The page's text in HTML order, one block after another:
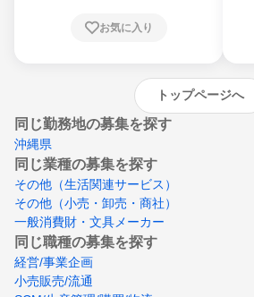
崎県、熊本県、大分県、宮崎県、鹿児島県、
お気に入り
トップページへ
同じ勤務地の募集を探す
沖縄県
同じ業種の募集を探す
その他（生活関連サービス）
その他（小売・卸売・商社）
一般消費財・文具メーカー
同じ職種の募集を探す
経営/事業企画
小売販売/流通